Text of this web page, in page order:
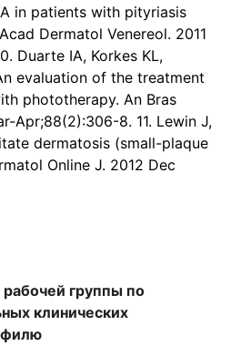
in patients with pityriasis
Dermatol Venereol. 2011
Duarte IA, Korkes KL,
evaluation of the treatment
phototherapy. An Bras
Apr;88(2):306-8. 11. Lewin J,
dermatosis (small-plaque
Online J. 2012 Dec
группы по
клинических